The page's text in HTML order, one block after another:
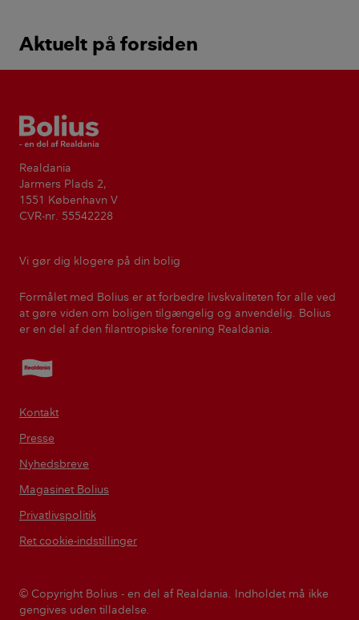
Aktuelt på forsiden
Bolius
Realdania
Jarmers Plads 2,
1551 København V
CVR-nr. 55542228
Vi gør dig klogere på din bolig
Formålet med Bolius er at forbedre livskvaliteten for alle ved
at gøre viden om boligen tilgængelig og anvendelig. Bolius
er en del af den filantropiske forening Realdania.
Realdania
Kontakt
Presse
Nyhedsbreve
Magasinet Bolius
Privatlivspolitik
Ret cookie-indstillinger
© Copyright Bolius - en del af Realdania. Indholdet må ikke
gengives uden tilladelse.